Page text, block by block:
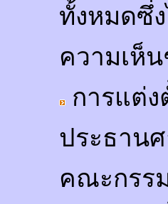
ทั้งหมดซึ่
ความเห็
การแต่
ประธาน
คณะกรร